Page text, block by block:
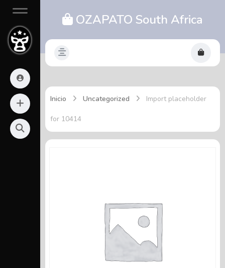
OZAPATO South Africa
Inicio Uncategorized Import placeholder
for 10414